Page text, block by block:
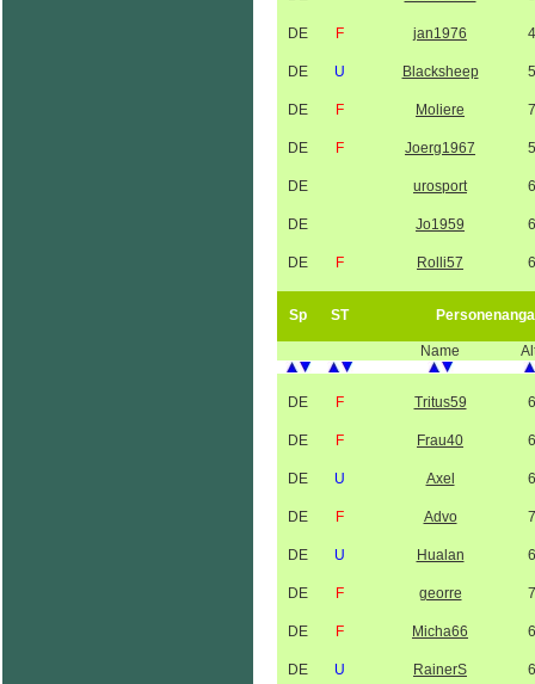
DE F jan1976
DE U Blacksheep
DE F Moliere
DE F Joerg1967
DE urosport
DE Jo1959
DE F Rolli57
Sp ST
Name
DE F Tritus59
DE F Frau40
DE U Axel
DE F Advo
DE U Hualan
DE F georre
DE F Micha66
DE U RainerS